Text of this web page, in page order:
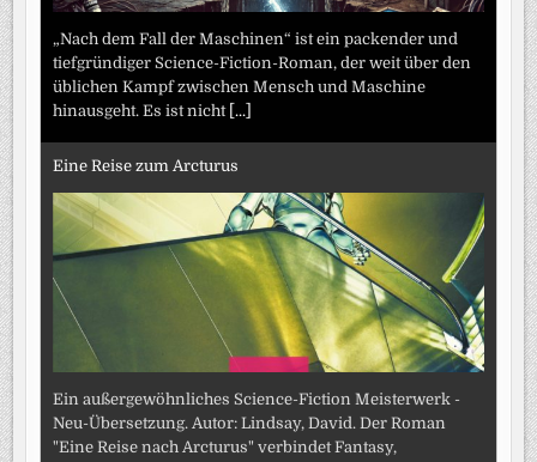
„Nach dem Fall der Maschinen“ ist ein packender und
tiefgründiger Science-Fiction-Roman, der weit über den
üblichen Kampf zwischen Mensch und Maschine
hinausgeht. Es ist nicht [...]
Eine Reise zum Arcturus
Ein außergewöhnliches Science-Fiction Meisterwerk -
Neu-Übersetzung. Autor: Lindsay, David. Der Roman
"Eine Reise nach Arcturus" verbindet Fantasy,